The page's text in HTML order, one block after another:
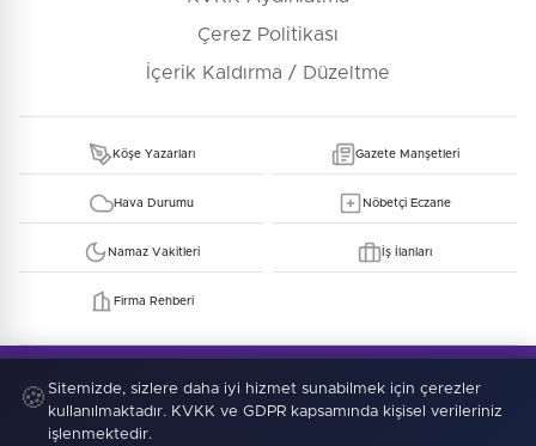
Çerez Politikası
İçerik Kaldırma / Düzeltme
Köşe Yazarları Gazete Manşetleri
Hava Durumu Nöbetçi Eczane
Namaz Vakitleri İş İlanları
Firma Rehberi
🍪 Sitemizde, sizlere daha iyi hizmet sunabilmek için çerezler
kullanılmaktadır. KVKK ve GDPR kapsamında kişisel verileriniz
işlenmektedir.
Çerez Politikası